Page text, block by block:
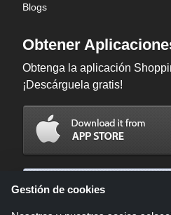
Blogs
Obtener
Obtenga la aplicación
¡Descárguela gratis!
Gestión de cookies